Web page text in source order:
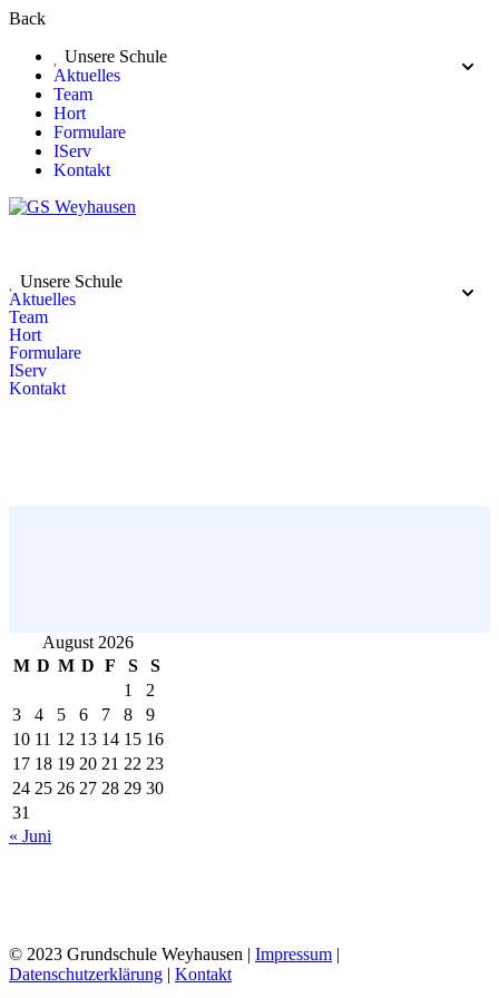
Back
Unsere Schule
Aktuelles
Team
Hort
Formulare
IServ
Kontakt
Unsere Schule
Aktuelles
Team
Hort
Formulare
IServ
Kontakt
August 2026
M D M D F S
S
1
2
3
4 5 6 7 8
9
10 11 12 13 14 15 16
17 18 19 20 21 22 23
24 25 26 27 28 29 30
31
« Juni
© 2023 Grundschule Weyhausen | Impressum |
Datenschutzerklärung | Kontakt